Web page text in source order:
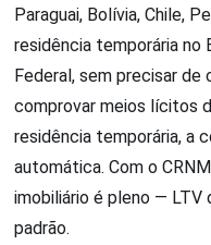
Paraguai, Bolívia, Chile,
residência temporária no
Federal, sem precisar
comprovar meios lícitos
residência temporária, a
automática. Com o
imobiliário é pleno — LTV
padrão.